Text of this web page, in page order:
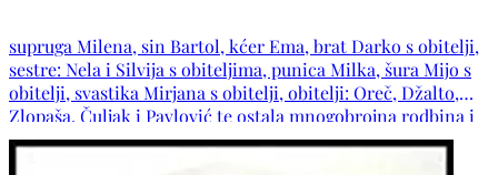
supruga Milena, sin Bartol, kćer Ema, brat Darko s obitelji,
sestre: Nela i Silvija s obiteljima, punica Milka, šura Mijo s
obitelji, svastika Mirjana s obitelji, obitelji: Oreč, Džalto,
Zlopaša, Čuljak i Pavlović te ostala mnogobrojna rodbina i
prijatelji